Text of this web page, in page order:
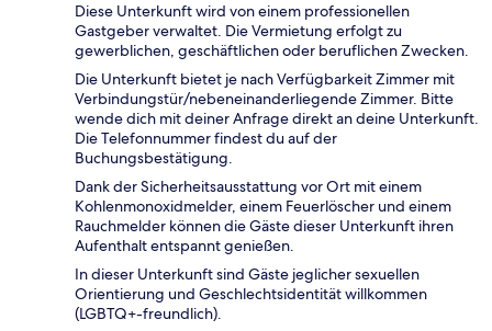
Diese Unterkunft wird von einem professionellen
Gastgeber verwaltet. Die Vermietung erfolgt zu
gewerblichen, geschäftlichen oder beruflichen Zwecken.
Die Unterkunft bietet je nach Verfügbarkeit Zimmer mit
Verbindungstür/nebeneinanderliegende Zimmer. Bitte
wende dich mit deiner Anfrage direkt an deine Unterkunft.
Die Telefonnummer findest du auf der
Buchungsbestätigung.
Dank der Sicherheitsausstattung vor Ort mit einem
Kohlenmonoxidmelder, einem Feuerlöscher und einem
Rauchmelder können die Gäste dieser Unterkunft ihren
Aufenthalt entspannt genießen.
In dieser Unterkunft sind Gäste jeglicher sexuellen
Orientierung und Geschlechtsidentität willkommen
(LGBTQ+-freundlich).